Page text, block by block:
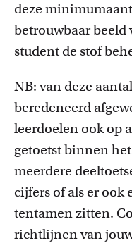
deze
betrouwbaar beeld
student de stof
NB: van deze
beredeneerd
leerdoelen ook op
getoetst binnen
meerdere
cijfers of als er ook
tentamen zitten.
richtlijnen van